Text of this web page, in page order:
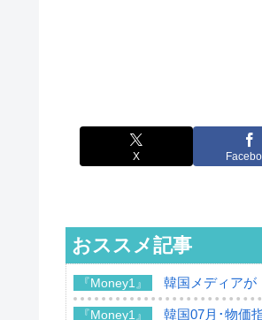
X
おススメ記事
『Money1』 韓国メディアが
『Money1』 韓国07月･物価